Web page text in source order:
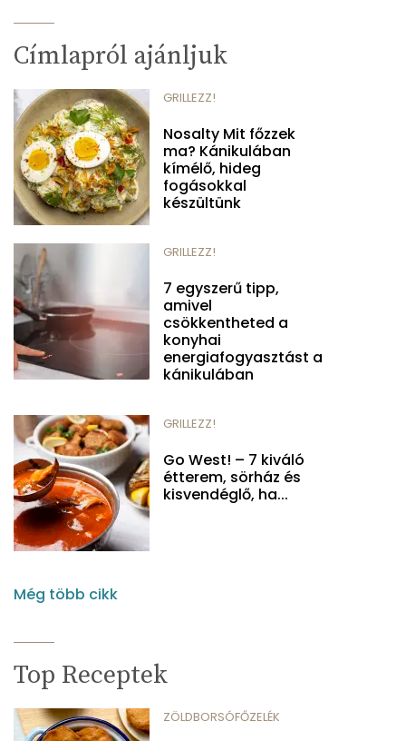
Címlapról ajánljuk
GRILLEZZ!
Nosalty Mit főzzek
ma? Kánikulában
kímélő, hideg
fogásokkal
készültünk
GRILLEZZ!
7 egyszerű tipp,
amivel
csökkentheted a
konyhai
energiafogyasztást a
kánikulában
GRILLEZZ!
Go West! – 7 kiváló
étterem, sörház és
kisvendéglő, ha...
Még több cikk
Top Receptek
ZÖLDBORSÓFŐZELÉK